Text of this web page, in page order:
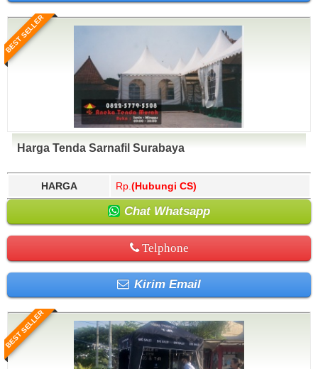
BEST SELLER
Harga Tenda Sarnafil Surabaya
HARGA Rp. (Hubungi CS)
Chat Whatsapp
Telphone
Kirim Email
BEST SELLER